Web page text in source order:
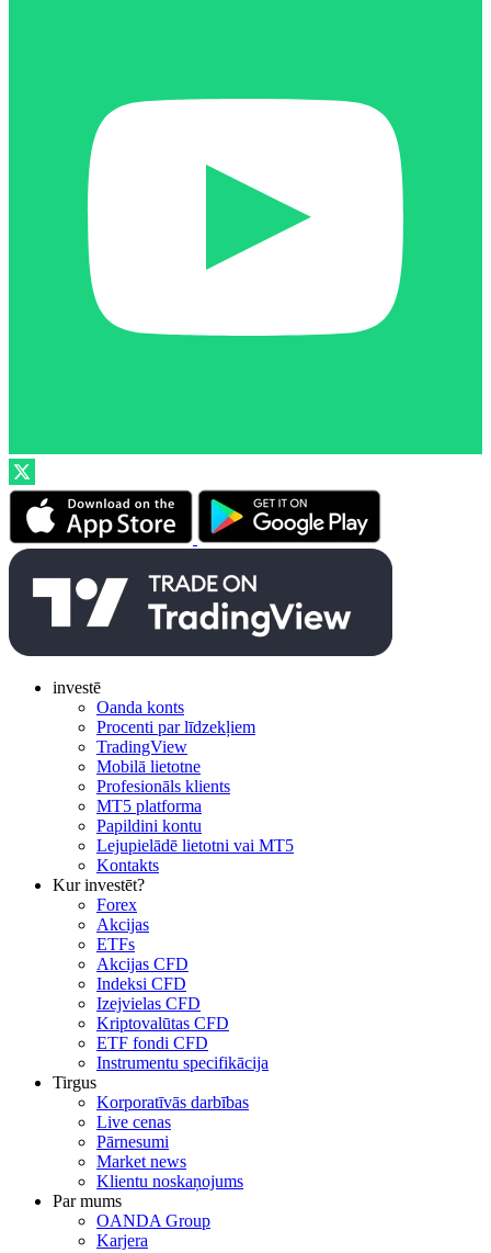
investē
Oanda konts
Procenti par līdzekļiem
TradingView
Mobilā lietotne
Profesionāls klients
MT5 platforma
Papildini kontu
Lejupielādē lietotni vai MT5
Kontakts
Kur investēt?
Forex
Akcijas
ETFs
Akcijas CFD
Indeksi CFD
Izejvielas CFD
Kriptovalūtas CFD
ETF fondi CFD
Instrumentu specifikācija
Tirgus
Korporatīvās darbības
Live cenas
Pārnesumi
Market news
Klientu noskaņojums
Par mums
OANDA Group
Karjera